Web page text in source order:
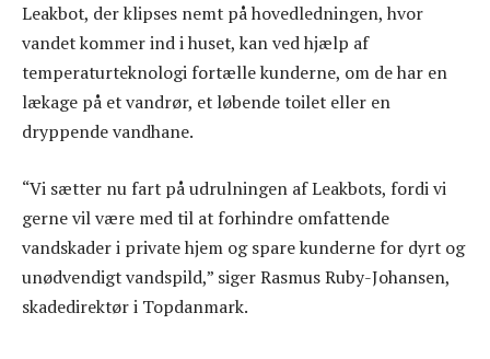
Leakbot, der klipses nemt på hovedledningen, hvor
vandet kommer ind i huset, kan ved hjælp af
temperaturteknologi fortælle kunderne, om de har en
lækage på et vandrør, et løbende toilet eller en
dryppende vandhane.
“Vi sætter nu fart på udrulningen af Leakbots, fordi vi
gerne vil være med til at forhindre omfattende
vandskader i private hjem og spare kunderne for dyrt og
unødvendigt vandspild,” siger Rasmus Ruby-Johansen,
skadedirektør i Topdanmark.